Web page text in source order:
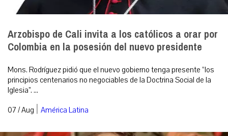
Arzobispo de Cali invita a los católicos a orar por
Colombia en la posesión del nuevo presidente
Mons. Rodríguez pidió que el nuevo gobierno tenga presente “los
principios centenarios no negociables de la Doctrina Social de la
Iglesia”. ...
07 / Aug | América Latina